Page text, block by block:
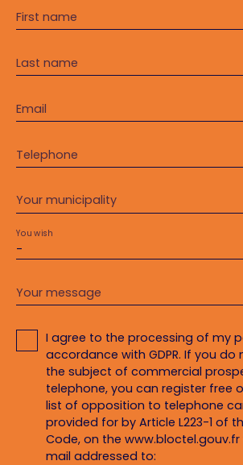
First name
Last name
Email
Telephone
Your municipality
-
You wish
Your message
I agree to the processing of my
accordance with GDPR. If you do
the subject of commercial
telephone, you can register free
list of opposition to telephone
provided for by Article L223-1 of
Code, on the
mail addressed to: